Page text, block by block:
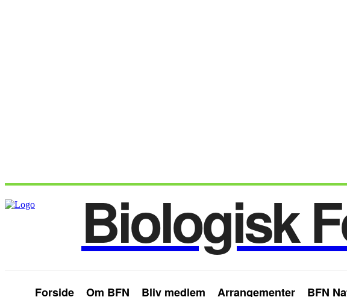
Biologisk
Forside Om BFN Bliv medlem Arrangementer BFN